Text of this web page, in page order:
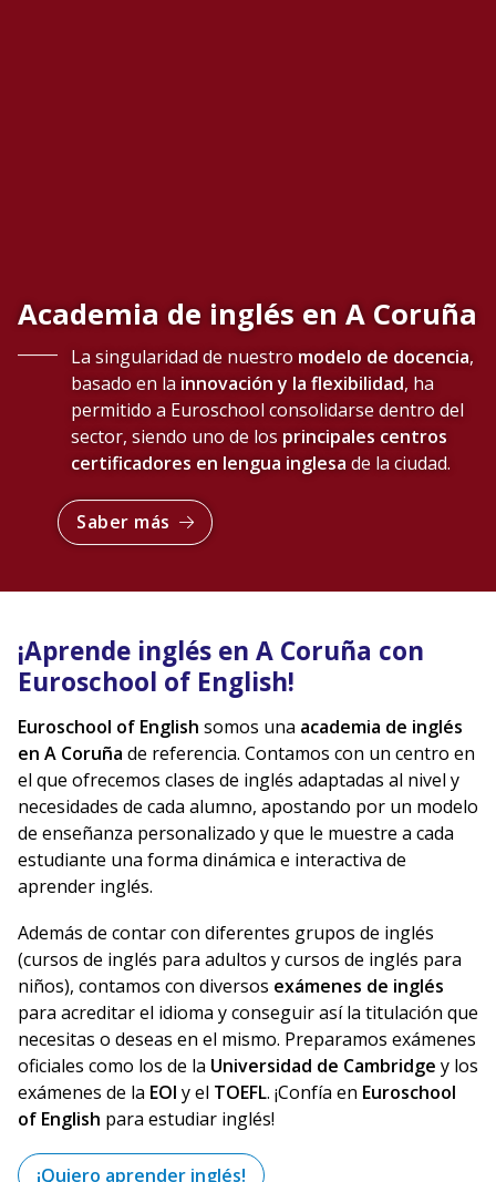
Academia de inglés en A Coruña
La singularidad de nuestro modelo de docencia,
basado en la innovación y la flexibilidad, ha
permitido a Euroschool consolidarse dentro del
sector, siendo uno de los principales centros
certificadores en lengua inglesa de la ciudad.
Saber más
¡Aprende inglés en A Coruña con
Euroschool of English!
Euroschool of English somos una academia de inglés
en A Coruña de referencia. Contamos con un centro en
el que ofrecemos clases de inglés adaptadas al nivel y
necesidades de cada alumno, apostando por un modelo
de enseñanza personalizado y que le muestre a cada
estudiante una forma dinámica e interactiva de
aprender inglés.
Además de contar con diferentes grupos de inglés
(cursos de inglés para adultos y cursos de inglés para
niños), contamos con diversos exámenes de inglés
para acreditar el idioma y conseguir así la titulación que
necesitas o deseas en el mismo. Preparamos exámenes
oficiales como los de la Universidad de Cambridge y los
exámenes de la EOI y el TOEFL. ¡Confía en Euroschool
of English para estudiar inglés!
¡Quiero aprender inglés!